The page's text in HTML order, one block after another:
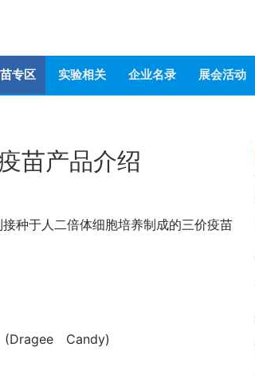
专区 实验相关 企业名录 展会活动
苗产品介绍
种于人二倍体细胞培养制成的三价疫苗
Candy)